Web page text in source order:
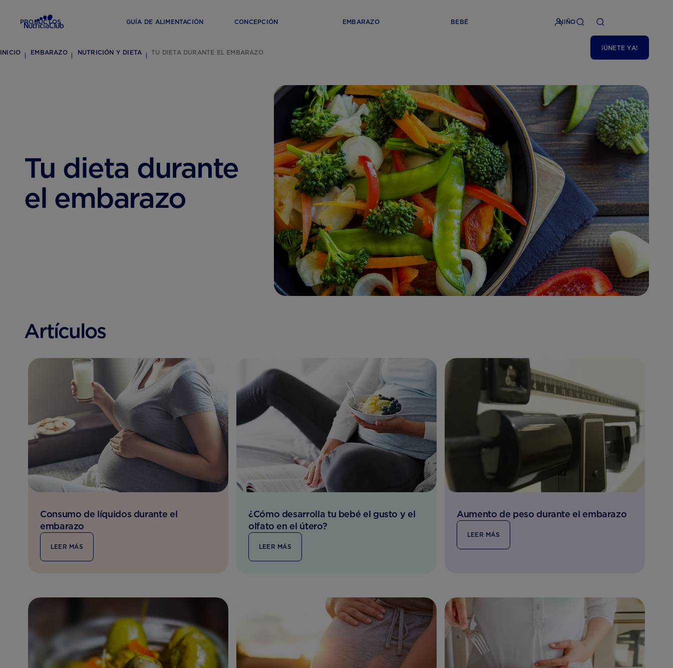
¡ÚNETE YA!
PRODUCTOS GUÍA DE ALIMENTACIÓN CONCEPCIÓN EMBARAZO BEBÉ NIÑO
INICIO EMBARAZO NUTRICIÓN Y DIETA TU DIETA DURANTE EL EMBARAZO
Tu dieta durante
el embarazo
Artículos
Consumo de líquidos durante el
embarazo
LEER MÁS
¿Cómo desarrolla tu bebé el gusto y el
olfato en el útero?
LEER MÁS
Aumento de peso durante el embarazo
LEER MÁS